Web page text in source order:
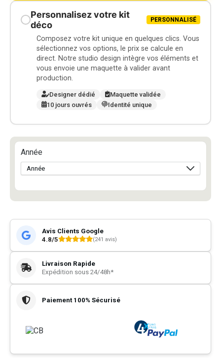
Personnalisez votre kit
déco
PERSONNALISÉ
Composez votre kit unique en quelques clics. Vous
sélectionnez vos options, le prix se calcule en
direct. Notre studio design intègre vos éléments et
vous envoie une maquette à valider avant
production.
Designer dédié
Maquette validée
10 jours ouvrés
Identité unique
Année
Avis Clients Google
4.8/5
(241 avis)
Livraison Rapide
Expédition sous 24/48h*
Paiement 100% Sécurisé